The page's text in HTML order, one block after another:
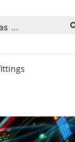
...